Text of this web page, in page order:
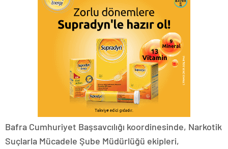
Bafra Cumhuriyet Başsavcılığı koordinesinde, Narkotik
Suçlarla Mücadele Şube Müdürlüğü ekipleri,